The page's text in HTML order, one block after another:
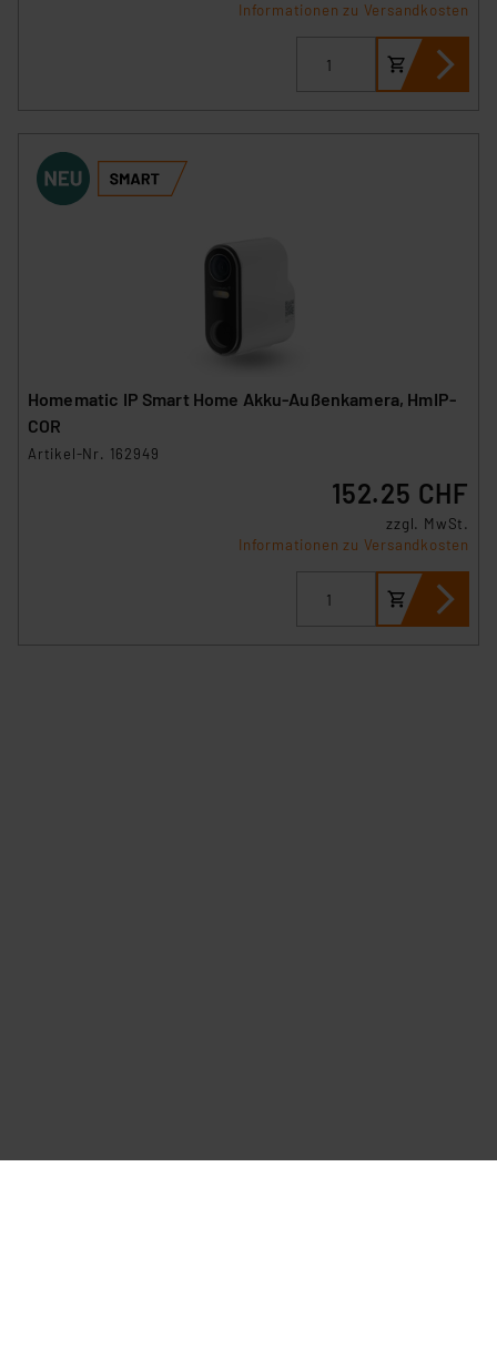
Informationen zu Versandkosten
Homematic IP Smart Home Akku-Außenkamera, HmIP-
COR
Artikel-Nr. 162949
152.25 CHF
zzgl. MwSt.
Informationen zu Versandkosten